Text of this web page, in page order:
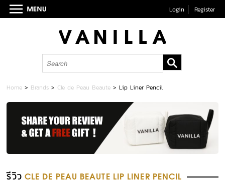
Login Register
Home > Brands > Cle de Peau Beaute >Lip Liner Pencil
รีวิว CLE DE PEAU BEAUTE LIP LINER PENCIL